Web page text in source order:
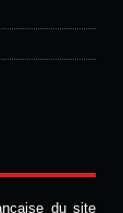
du site